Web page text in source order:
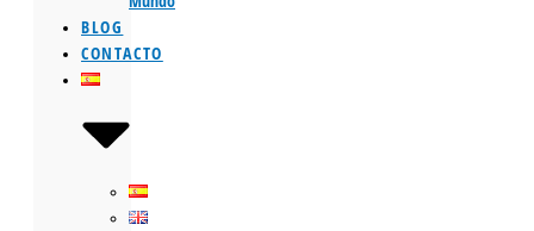
BLOG
CONTACTO